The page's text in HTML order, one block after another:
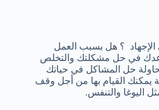
الإجهاد ؟ هل بسبب العمل
في حل مشكلتك والتخلص
حل المشاكل في حياتك
يمكنك القيام بها من أجل وقف
اليوغا والتنفس.